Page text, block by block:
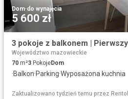
Dom·do wynajęcia
5 600 zł
Województwo mazowieckie
70 m²3 PokojeDom
·Balkon·Parking·Wyposażona kuchnia
Zaktualizowano tydzień temu przez